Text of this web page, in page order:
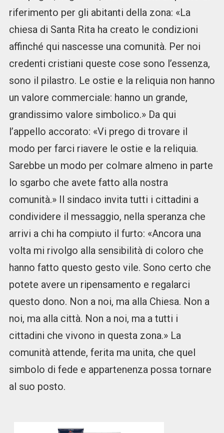
riferimento per gli abitanti della zona: «La
chiesa di Santa Rita ha creato le condizioni
affinché qui nascesse una comunità. Per noi
credenti cristiani queste cose sono l’essenza,
sono il pilastro. Le ostie e la reliquia non hanno
un valore commerciale: hanno un grande,
grandissimo valore simbolico.» Da qui
l’appello accorato: «Vi prego di trovare il
modo per farci riavere le ostie e la reliquia.
Sarebbe un modo per colmare almeno in parte
lo sgarbo che avete fatto alla nostra
comunità.» Il sindaco invita tutti i cittadini a
condividere il messaggio, nella speranza che
arrivi a chi ha compiuto il furto: «Ancora una
volta mi rivolgo alla sensibilità di coloro che
hanno fatto questo gesto vile. Sono certo che
potete avere un ripensamento e regalarci
questo dono. Non a noi, ma alla Chiesa. Non a
noi, ma alla città. Non a noi, ma a tutti i
cittadini che vivono in questa zona.» La
comunità attende, ferita ma unita, che quel
simbolo di fede e appartenenza possa tornare
al suo posto.